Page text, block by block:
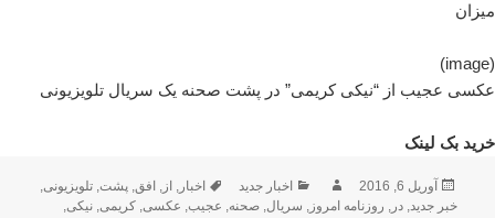
میزان
(image)
عکسی عجیب از “نیکی کریمی” در پشت صحنه یک سریال تلویزیونی
خرید بک لینک
ارسال
شده
آوریل 6, 2016 نویسندهدسته‌ها
اخبار جدید برچسب‌ها
اخبار ,از ,افق ,پشت ,تلویزیونی
خبر جدید ,در روزنامه امروز سریال ,صحنه عجیب عکسی ,کریمی ,نیکی